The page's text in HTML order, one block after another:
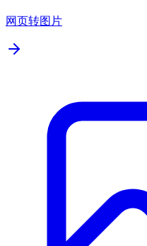
网页转图片